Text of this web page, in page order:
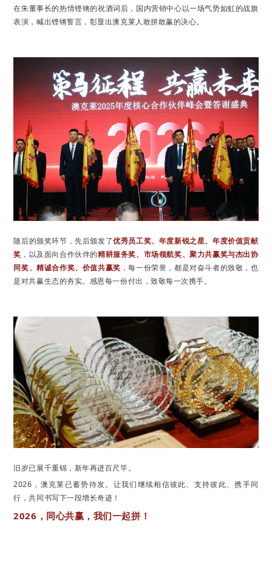
在朱董事长的热情铿锵的祝酒词后，国内营销中心以一场气势如虹的战旗
表演，喊出铿锵誓言，彰显出澳克莱人敢拼敢赢的决心。
随后的颁奖环节，先后颁发了优秀员工奖、年度新锐之星、年度价值贡献
奖 ，以及面向合作伙伴的精耕服务奖、市场领航奖、聚力共赢奖与杰出协
同奖、精诚合作奖、价值共赢奖 ，每一份荣誉，都是对奋斗者的致敬，也
是对共赢生态的夯实。感恩每一份付出，致敬每一次携手。
旧岁已展千重锦，新年再进百尺竿。
2026，澳克莱已蓄势待发。让我们继续相信彼此、支持彼此、携手同
行，共同书写下一段增长奇迹！
2026，同心共赢，我们一起拼！